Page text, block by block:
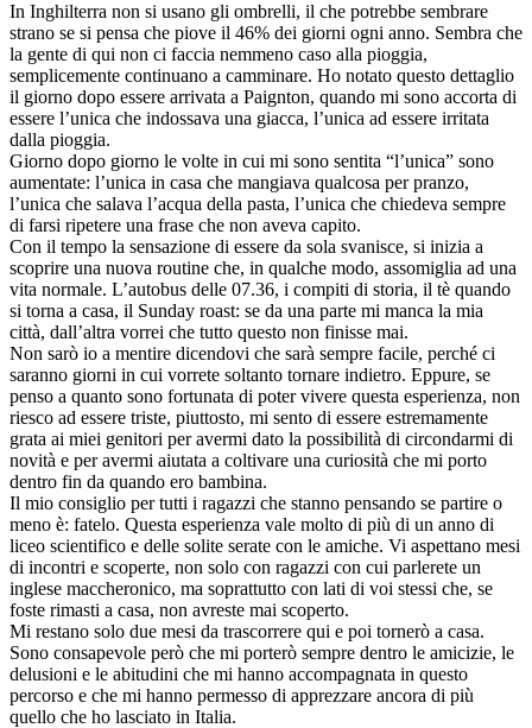
In Inghilterra non si usano gli ombrelli, il che potrebbe sembrare
strano se si pensa che piove il 46% dei giorni ogni anno. Sembra che
la gente di qui non ci faccia nemmeno caso alla pioggia,
semplicemente continuano a camminare. Ho notato questo dettaglio
il giorno dopo essere arrivata a Paignton, quando mi sono accorta di
essere l’unica che indossava una giacca, l’unica ad essere irritata
dalla pioggia.
Giorno dopo giorno le volte in cui mi sono sentita “l’unica” sono
aumentate: l’unica in casa che mangiava qualcosa per pranzo,
l’unica che salava l’acqua della pasta, l’unica che chiedeva sempre
di farsi ripetere una frase che non aveva capito.
Con il tempo la sensazione di essere da sola svanisce, si inizia a
scoprire una nuova routine che, in qualche modo, assomiglia ad una
vita normale. L’autobus delle 07.36, i compiti di storia, il tè quando
si torna a casa, il Sunday roast: se da una parte mi manca la mia
città, dall’altra vorrei che tutto questo non finisse mai.
Non sarò io a mentire dicendovi che sarà sempre facile, perché ci
saranno giorni in cui vorrete soltanto tornare indietro. Eppure, se
penso a quanto sono fortunata di poter vivere questa esperienza, non
riesco ad essere triste, piuttosto, mi sento di essere estremamente
grata ai miei genitori per avermi dato la possibilità di circondarmi di
novità e per avermi aiutata a coltivare una curiosità che mi porto
dentro fin da quando ero bambina.
Il mio consiglio per tutti i ragazzi che stanno pensando se partire o
meno è: fatelo. Questa esperienza vale molto di più di un anno di
liceo scientifico e delle solite serate con le amiche. Vi aspettano mesi
di incontri e scoperte, non solo con ragazzi con cui parlerete un
inglese maccheronico, ma soprattutto con lati di voi stessi che, se
foste rimasti a casa, non avreste mai scoperto.
Mi restano solo due mesi da trascorrere qui e poi tornerò a casa.
Sono consapevole però che mi porterò sempre dentro le amicizie, le
delusioni e le abitudini che mi hanno accompagnata in questo
percorso e che mi hanno permesso di apprezzare ancora di più
quello che ho lasciato in Italia.